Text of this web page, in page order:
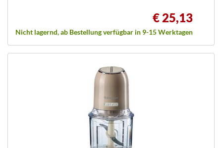
€ 25,13
Nicht lagernd, ab Bestellung verfügbar in 9-15 Werktagen